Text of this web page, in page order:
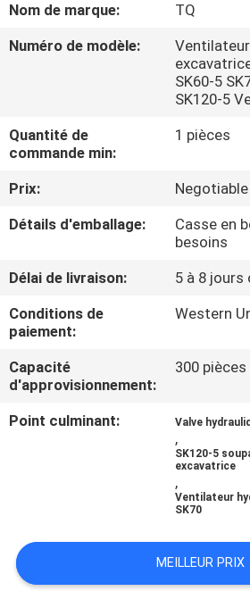
PROPOS
VISITE
DE
LA
CONTACT
LES
Nom de marque:
TQ
Numéro de modèle:
SK60-5
SK120-5
Quantité de
commande min:
1 pièces
Prix:
Détails d'emballage:
Casse en
besoins
Délai de livraison:
5 à 8 jours
Conditions de
paiement:
Western
Capacité
d'approvisionnement:
300
Point culminant: Valve
,
SK120-5
excavatrice
,
Ventilateur
SK70
MEILLEUR PRIX